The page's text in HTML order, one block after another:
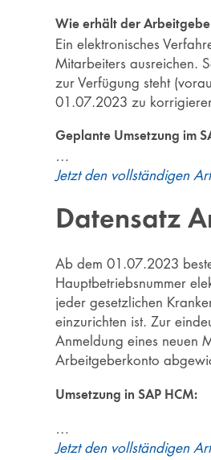
Wie erhält der
Ein elektronisches
Mitarbeiters ausreichen.
zur Verfügung steht
01.07.2023 zu
Geplante Umsetzung im
…
Jetzt den vollständigen
Datensatz
Ab dem 01.07.2023
Hauptbetriebsnummer
jeder gesetzlichen
einzurichten ist. Zur
Anmeldung eines neuen
Arbeitgeberkonto
Umsetzung in SAP HCM:
…
Jetzt den vollständigen